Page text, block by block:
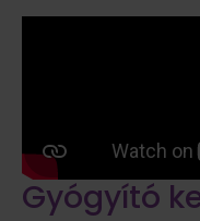
Gyógyító